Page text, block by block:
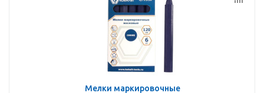
Мелки маркировочные